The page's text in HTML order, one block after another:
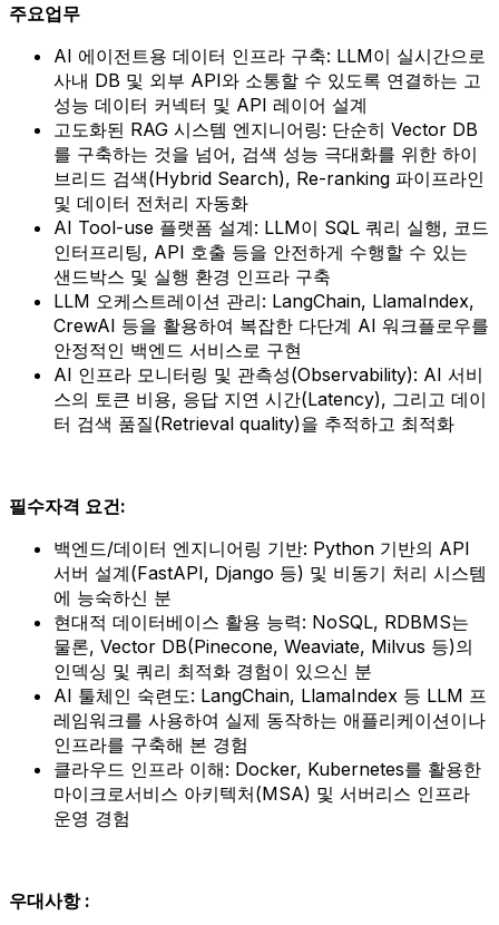
주요업무
AI 에이전트용 데이터 인프라 구축: LLM이 실시간으로
사내 DB 및 외부 API와 소통할 수 있도록 연결하는 고
성능 데이터 커넥터 및 API 레이어 설계
고도화된 RAG 시스템 엔지니어링: 단순히 Vector DB
를 구축하는 것을 넘어, 검색 성능 극대화를 위한 하이
브리드 검색(Hybrid Search), Re-ranking 파이프라인
및 데이터 전처리 자동화
AI Tool-use 플랫폼 설계: LLM이 SQL 쿼리 실행, 코드
인터프리팅, API 호출 등을 안전하게 수행할 수 있는
샌드박스 및 실행 환경 인프라 구축
LLM 오케스트레이션 관리: LangChain, LlamaIndex,
CrewAI 등을 활용하여 복잡한 다단계 AI 워크플로우를
안정적인 백엔드 서비스로 구현
AI 인프라 모니터링 및 관측성(Observability): AI 서비
스의 토큰 비용, 응답 지연 시간(Latency), 그리고 데이
터 검색 품질(Retrieval quality)을 추적하고 최적화
필수자격 요건:
백엔드/데이터 엔지니어링 기반: Python 기반의 API
서버 설계(FastAPI, Django 등) 및 비동기 처리 시스템
에 능숙하신 분
현대적 데이터베이스 활용 능력: NoSQL, RDBMS는
물론, Vector DB(Pinecone, Weaviate, Milvus 등)의
인덱싱 및 쿼리 최적화 경험이 있으신 분
AI 툴체인 숙련도: LangChain, LlamaIndex 등 LLM 프
레임워크를 사용하여 실제 동작하는 애플리케이션이나
인프라를 구축해 본 경험
클라우드 인프라 이해: Docker, Kubernetes를 활용한
마이크로서비스 아키텍처(MSA) 및 서버리스 인프라
운영 경험
우대사항 :